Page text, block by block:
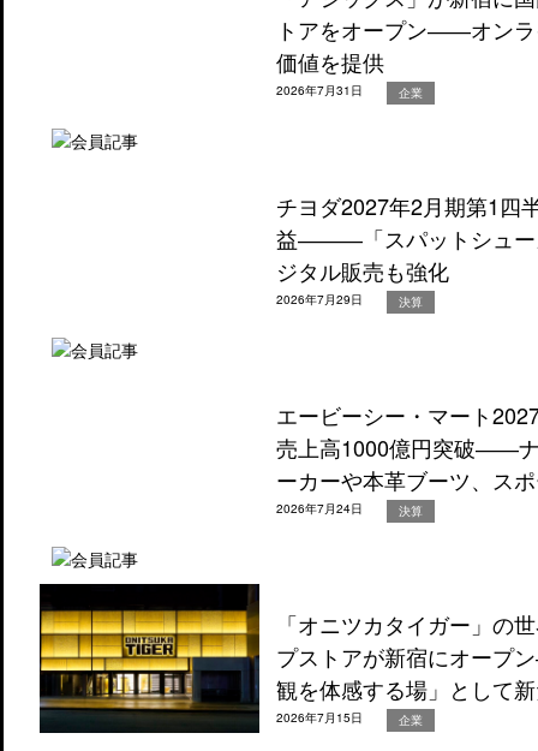
トアをオープン――オン
価値を提供
2026年7月31日 企業
チヨダ2027年2月期第1四
益―――「スパットシュー
ジタル販売も強化
2026年7月29日 決算
エービーシー・マート
売上高1000億円突破――
ーカーや本革ブーツ、ス
2026年7月24日 決算
「オニツカタイガー」の
プストアが新宿にオープ
観を体感する場」として
2026年7月15日 企業